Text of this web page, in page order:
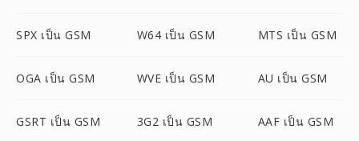
SPX เป็น GSM W64 เป็น GSM MTS เป็น GSM
OGA เป็น GSM WVE เป็น GSM AU เป็น GSM
GSRT เป็น GSM 3G2 เป็น GSM AAF เป็น GSM